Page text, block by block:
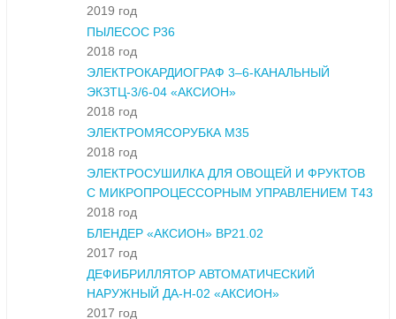
2019 год
ПЫЛЕСОС Р36
2018 год
ЭЛЕКТРОКАРДИОГРАФ 3–6-КАНАЛЬНЫЙ
ЭКЗТЦ-3/6-04 «АКСИОН»
2018 год
ЭЛЕКТРОМЯСОРУБКА М35
2018 год
ЭЛЕКТРОСУШИЛКА ДЛЯ ОВОЩЕЙ И ФРУКТОВ
С МИКРОПРОЦЕССОРНЫМ УПРАВЛЕНИЕМ Т43
2018 год
БЛЕНДЕР «АКСИОН» ВР21.02
2017 год
ДЕФИБРИЛЛЯТОР АВТОМАТИЧЕСКИЙ
НАРУЖНЫЙ ДА-Н-02 «АКСИОН»
2017 год